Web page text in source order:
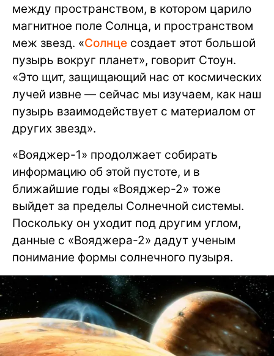
между пространством, в котором царило
магнитное поле Солнца, и пространством
меж звезд. «Солнце создает этот большой
пузырь вокруг планет», говорит Стоун.
«Это щит, защищающий нас от космических
лучей извне — сейчас мы изучаем, как наш
пузырь взаимодействует с материалом от
других звезд».
«Вояджер-1» продолжает собирать
информацию об этой пустоте, и в
ближайшие годы «Вояджер-2» тоже
выйдет за пределы Солнечной системы.
Поскольку он уходит под другим углом,
данные с «Вояджера-2» дадут ученым
понимание формы солнечного пузыря.